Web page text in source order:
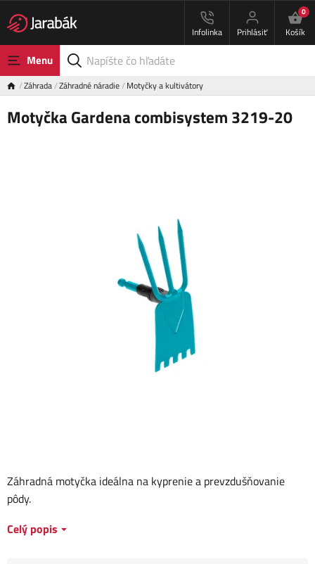
Infolinka Prihlásiť
0
Košík
Menu
Záhrada Záhradné náradie Motyčky a kultivátory
Motyčka Gardena combisystem 3219-20
Záhradná motyčka ideálna na kyprenie a prevzdušňovanie
pôdy.
Celý popis